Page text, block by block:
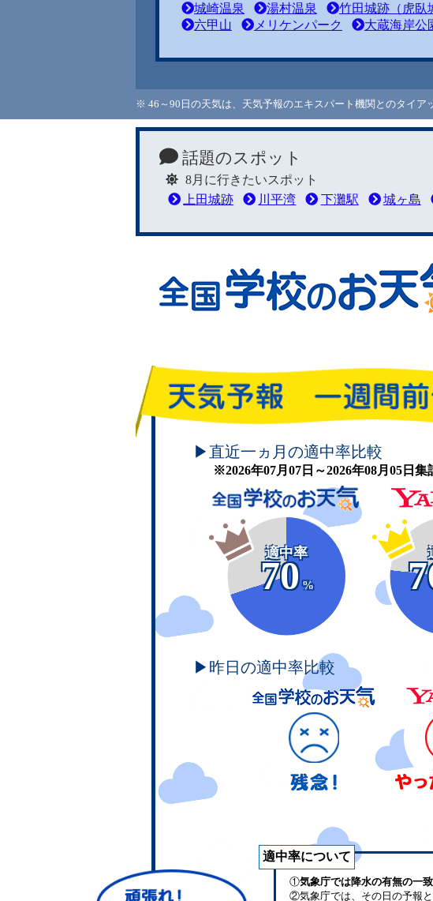
城崎温泉 湯村温泉 竹田城跡（虎臥
六甲山
メリケンパーク 大蔵海岸公
※ 46～90日の天気は、天気予報のエキスパート機関とのタイア
話題のスポット
8月に行きたいスポット
上田城跡
川平湾 下灘駅 城ヶ島
頑張れ！学校のお天気
▶直近一ヵ月の適中率比較
※2026年07月07日～2026年08月05日集
適中率
70
%
▶昨日の適中率比較
適中率について
①気象庁では降水の有無の一
②気象庁では、その日の予報